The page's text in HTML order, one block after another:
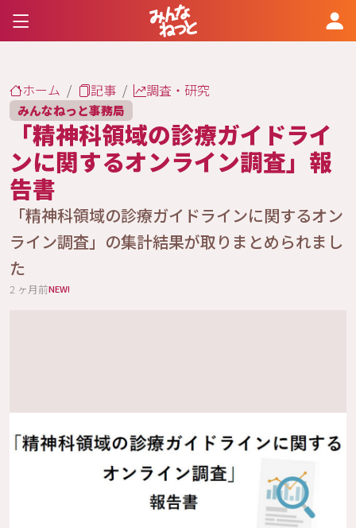
ホーム 記事 調査・研究
みんなねっと事務局
「精神科領域の診療ガイドライ
ンに関するオンライン調査」報
告書
「精神科領域の診療ガイドラインに関するオン
ライン調査」の集計結果が取りまとめられまし
た
2 ヶ月前NEW!